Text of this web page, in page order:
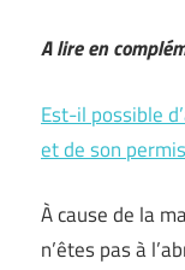
A lire en
Est-il possible
et de son
À cause de la
n’êtes pas à